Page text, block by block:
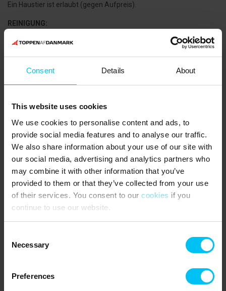
Consent Details About
This website uses cookies
We use cookies to personalise content and ads, to
provide social media features and to analyse our traffic.
We also share information about your use of our site with
our social media, advertising and analytics partners who
may combine it with other information that you’ve
provided to them or that they’ve collected from your use
of their services. You consent to our cookies if you
continue to use our website.
Selection
Necessary
Preferences
Ein Haustier ist erlaubt (gegen Aufpreis).
REINIGUNG:
dazugekauft werden.
NETTO Sæby: 8.900 m.
MIN KØBMAND Voerså: 8.700 m.
DIE UMGEBUNG:
Sæby. Ein idealer Ferienort für die Familie, die gerne in ruhiger
Umgebung an einem kinderfreundlichen Strand wohnen möchte
und dennoch nahe an Aktivitäten und Sehenswürdigkeiten. In
Sæby befindet sich die Klosterkirche St. Mariæ. In diesem Gebiet
befindet sich auch die Sæby Miniby, mit Häusern aus dem Jahr
1900, ebenso wie das Küstenmuseum, die Sæby Wassermühle
und verschiedene Kunsthandwerker.
Am Stadtrand von Sæby gibt es einen schönen 18-Loch-Golfplatz
und das Sæbygaard Schloss, das ebenfalls einen Besuch wert ist.
Die Stadt Frederikshavn liegt etwas nördlich von Sæby mit einem
Pulverturm. Wenn man von hier weiter nach Norden nach Skagen
fährt, kann man das Umfeld der Skagenmaler hautnah erleben,
An der Westküste in Hirtshals ist das Nordsøen Oceanarium, das